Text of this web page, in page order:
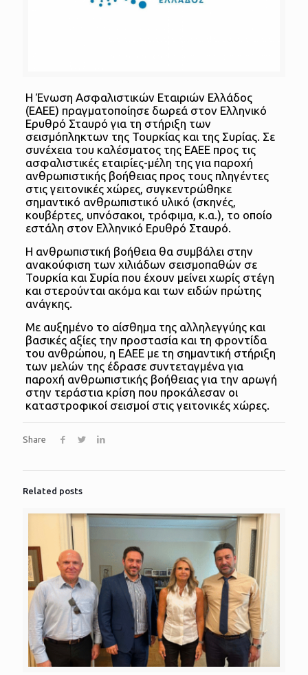
Η Ένωση Ασφαλιστικών Εταιριών Ελλάδος
(ΕΑΕΕ) πραγματοποίησε δωρεά στον Ελληνικό
Ερυθρό Σταυρό για τη στήριξη των
σεισμόπληκτων της Τουρκίας και της Συρίας. Σε
συνέχεια του καλέσματος της ΕΑΕΕ προς τις
ασφαλιστικές εταιρίες-μέλη της για παροχή
ανθρωπιστικής βοήθειας προς τους πληγέντες
στις γειτονικές χώρες, συγκεντρώθηκε
σημαντικό ανθρωπιστικό υλικό (σκηνές,
κουβέρτες, υπνόσακοι, τρόφιμα, κ.α.), το οποίο
εστάλη στον Ελληνικό Ερυθρό Σταυρό.
Η ανθρωπιστική βοήθεια θα συμβάλει στην
ανακούφιση των χιλιάδων σεισμοπαθών σε
Τουρκία και Συρία που έχουν μείνει χωρίς στέγη
και στερούνται ακόμα και των ειδών πρώτης
ανάγκης.
Με αυξημένο το αίσθημα της αλληλεγγύης και
βασικές αξίες την προστασία και τη φροντίδα
του ανθρώπου, η ΕΑΕΕ με τη σημαντική στήριξη
των μελών της έδρασε συντεταγμένα για
παροχή ανθρωπιστικής βοήθειας για την αρωγή
στην τεράστια κρίση που προκάλεσαν οι
καταστροφικοί σεισμοί στις γειτονικές χώρες.
Share
Related posts